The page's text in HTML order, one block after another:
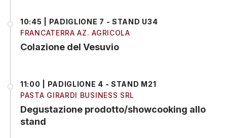
10:45 | PADIGLIONE 7 - STAND U34
FRANCATERRA AZ. AGRICOLA
Colazione del Vesuvio
11:00 | PADIGLIONE 4 - STAND M21
PASTA GIRARDI BUSINESS SRL
Degustazione prodotto/showcooking allo
stand